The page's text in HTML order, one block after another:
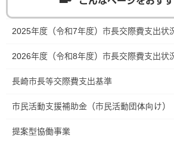
2025年度（令和7年度）市長交際費支出状
2026年度（令和8年度）市長交際費支出状
長崎市長等交際費支出基準
市民活動支援補助金（市民活動団体向け）
提案型協働事業